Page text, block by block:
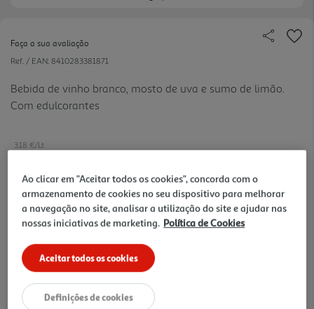
Faça a sua avaliação
Ref. / EAN: 8410283381871
Bebida de vinho branco, mosto de uva e sumo de limão.
Com edulcorantes
3.18 €/Lt
1,05 €
+0,10 € Depósito
Notas de preparação
Ao clicar em "Aceitar todos os cookies", concorda com o
armazenamento de cookies no seu dispositivo para melhorar
a navegação no site, analisar a utilização do site e ajudar nas
nossas iniciativas de marketing. Política de Cookies
Aceitar todos os cookies
Definições de cookies